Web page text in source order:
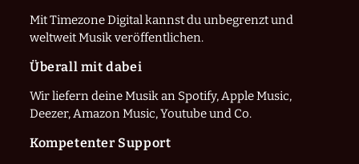
Mit Timezone Digital kannst du unbegrenzt und
weltweit Musik veröffentlichen.
Überall mit dabei
Wir liefern deine Musik an Spotify, Apple Music,
Deezer, Amazon Music, Youtube und Co.
Kompetenter Support